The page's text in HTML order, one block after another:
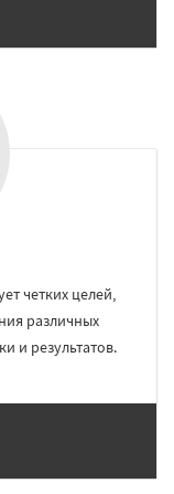
четких целей,
различных
и результатов.